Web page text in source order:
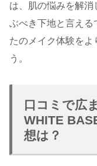
は、肌の悩みを解
ぶべき下地と言える
たのメイク体験をよ
う。
口コミで広
WHITE
想は？